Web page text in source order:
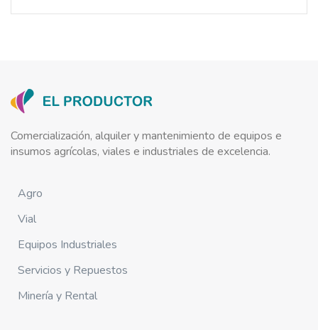
Comercialización, alquiler y mantenimiento de equipos e
insumos agrícolas, viales e industriales de excelencia.
Agro
Vial
Equipos Industriales
Servicios y Repuestos
Minería y Rental